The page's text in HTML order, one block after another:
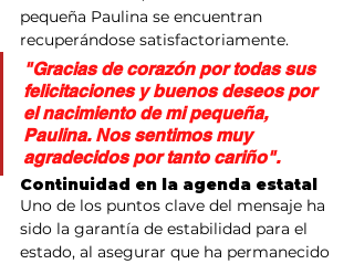
pequeña Paulina se encuentran
recuperándose satisfactoriamente.
"Gracias de corazón por todas sus
felicitaciones y buenos deseos por
el nacimiento de mi pequeña,
Paulina. Nos sentimos muy
agradecidos por tanto cariño".
Continuidad en la agenda estatal
Uno de los puntos clave del mensaje ha
sido la garantía de estabilidad para el
estado, al asegurar que ha permanecido